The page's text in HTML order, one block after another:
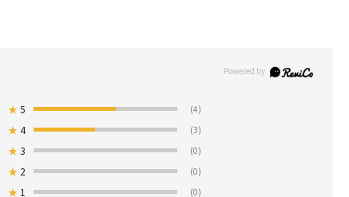
★5 (4)
★4 (3)
★3 (0)
★ 2 (0)
★ 1 (0)